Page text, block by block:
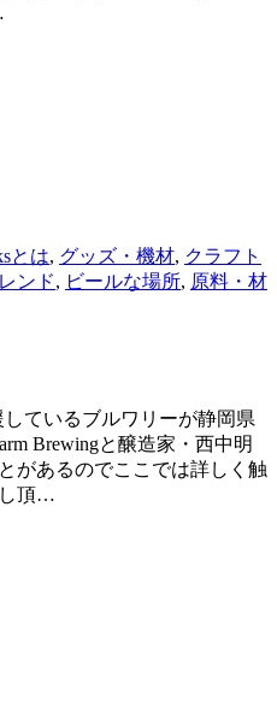
とは, グッズ・機材, クラフト
ンド, ビールな場所, 原料・材
ているブルワリーが静岡県
Brewingと醸造家・西中明
があるのでここでは詳しく触
頂…